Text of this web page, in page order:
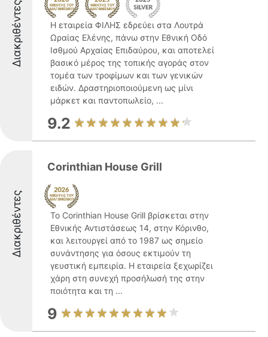
Διακριθέντες
Η εταιρεία ΦΙΛΗΣ εδρεύει στα Λουτρά
Ωραίας Ελένης, πάνω στην Εθνική Οδό
Ισθμού Αρχαίας Επιδαύρου, και αποτελεί
βασικό μέρος της τοπικής αγοράς στον
τομέα των τροφίμων και των γενικών
ειδών. Δραστηριοποιούμενη ως μίνι
μάρκετ και παντοπωλείο, ...
9.2
Διακριθέντες
Corinthian House Grill
Το Corinthian House Grill βρίσκεται στην
Εθνικής Αντιστάσεως 14, στην Κόρινθο,
και λειτουργεί από το 1987 ως σημείο
συνάντησης για όσους εκτιμούν τη
γευστική εμπειρία. Η εταιρεία ξεχωρίζει
χάρη στη συνεχή προσήλωσή της στην
ποιότητα και τη ...
9